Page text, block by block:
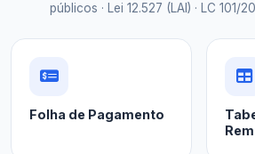
públicos · Lei 12.527 (LAI) · LC 101/
Folha de Pagamento